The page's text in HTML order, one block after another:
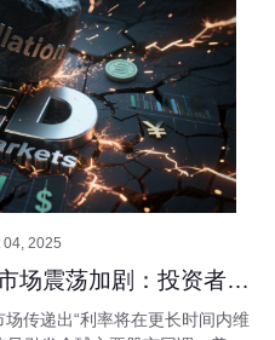
04, 2025
美联储“鹰声”再起，全球市场震荡加剧：投资者如何布局？
传递出“利率将在更长时间内维